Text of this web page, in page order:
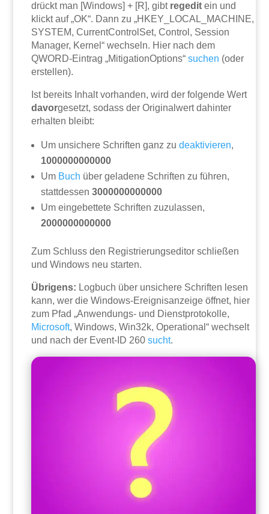
drückt man [Windows] + [R], gibt regedit ein und
klickt auf „OK“. Dann zu „HKEY_LOCAL_MACHINE,
SYSTEM, CurrentControlSet, Control, Session
Manager, Kernel“ wechseln. Hier nach dem
QWORD-Eintrag „MitigationOptions“suchen (oder
erstellen).
Ist bereits Inhalt vorhanden, wird der folgende Wert
davorgesetzt, sodass der Originalwert dahinter
erhalten bleibt:
Um unsichere Schriften ganz zudeaktivieren,
1000000000000
Um Buch über geladene Schriften zu führen,
stattdessen3000000000000
Um eingebettete Schriften zuzulassen,
2000000000000
Zum Schluss den Registrierungseditor schließen
und Windows neu starten.
Übrigens: Logbuch über unsichere Schriften lesen
kann, wer die Windows-Ereignisanzeige öffnet, hier
zum Pfad „Anwendungs- und Dienstprotokolle,
Microsoft, Windows, Win32k, Operational“ wechselt
und nach der Event-ID 260sucht.